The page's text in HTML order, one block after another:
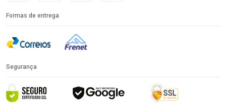
Formas de entrega
Segurança